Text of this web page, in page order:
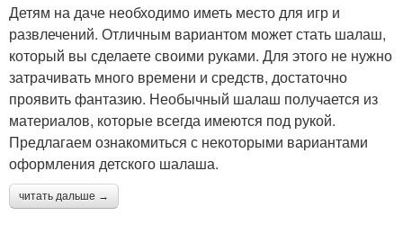
Детям на даче необходимо иметь место для игр и
развлечений. Отличным вариантом может стать шалаш,
который вы сделаете своими руками. Для этого не нужно
затрачивать много времени и средств, достаточно
проявить фантазию. Необычный шалаш получается из
материалов, которые всегда имеются под рукой.
Предлагаем ознакомиться с некоторыми вариантами
оформления детского шалаша.
читать дальше →